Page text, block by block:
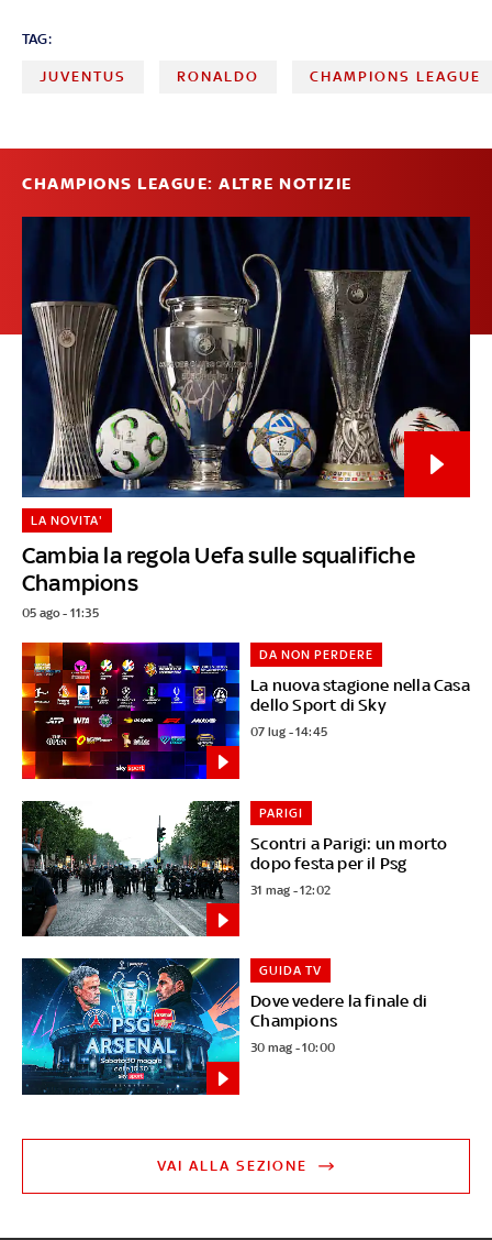
TAG:
JUVENTUS RONALDO CHAMPIONS LEAGUE
CHAMPIONS LEAGUE: ALTRE NOTIZIE
Cambia la regola Uefa sulle squalifiche
Champions
LA NOVITA'
05 ago - 11:35
La nuova stagione nella Casa
dello Sport di Sky
DA NON PERDERE
07 lug - 14:45
Scontri a Parigi: un morto
dopo festa per il Psg
PARIGI
31 mag - 12:02
Dove vedere la finale di
Champions
GUIDA TV
30 mag - 10:00
VAI ALLA SEZIONE